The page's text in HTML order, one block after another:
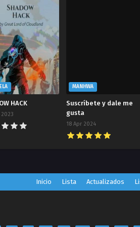
HACK
MANHWA
Suscríbete y dale me
gusta
18 Apr 2024
Inicio Lista Actualizados